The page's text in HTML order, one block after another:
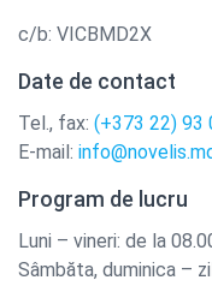
c/b: VICBMD2X
Date de contact
Tel., fax: (+373 22) 93
E-mail:
Program de lucru
Luni – vineri: de la
Sâmbăta, duminica –